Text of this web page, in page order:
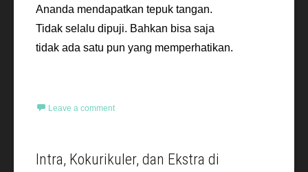
Ananda mendapatkan tepuk tangan.
Tidak selalu dipuji. Bahkan bisa saja
tidak ada satu pun yang memperhatikan.
Leave a comment
Intra, Kokurikuler, dan Ekstra di